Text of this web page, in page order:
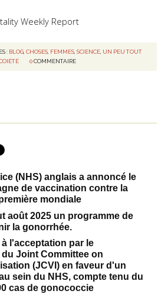
Weekly Report
: BLOG, CHOSES, FEMMES, SCIENCE, UN PEU TOUT
0 COMMENTAIRE
(NHS) anglais a annoncé le
de vaccination contre la
mondiale
août 2025 un programme de
la gonorrhée.
l'acceptation par le
Joint Committee on
(JCVI) en faveur d'un
sein du NHS, compte tenu du
cas de gonococcie